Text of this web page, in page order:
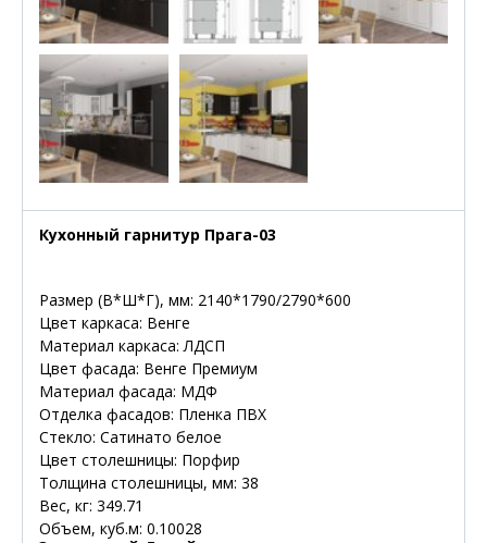
Кухонный гарнитур Прага-03
Размер (В*Ш*Г), мм: 2140*1790/2790*600
Цвет каркаса: Венге
Материал каркаса: ЛДСП
Цвет фасада: Венге Премиум
Материал фасада: МДФ
Отделка фасадов: Пленка ПВХ
Стекло: Сатинато белое
Цвет столешницы: Порфир
Толщина столешницы, мм: 38
Вес, кг: 349.71
Объем, куб.м: 0.10028